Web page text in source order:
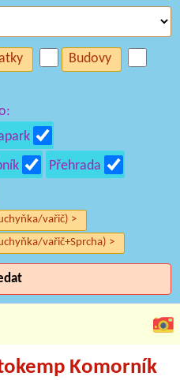
Budovy
Přehrada
vařič) >
vařič+Sprcha) >
Komorník